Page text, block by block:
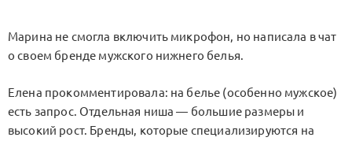
Марина не смогла включить микрофон, но написала в чат
о своем бренде мужского нижнего белья.
Елена прокомментировала: на белье (особенно мужское)
есть запрос. Отдельная ниша — большие размеры и
высокий рост. Бренды, которые специализируются на